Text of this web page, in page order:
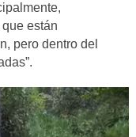
están
pero dentro del